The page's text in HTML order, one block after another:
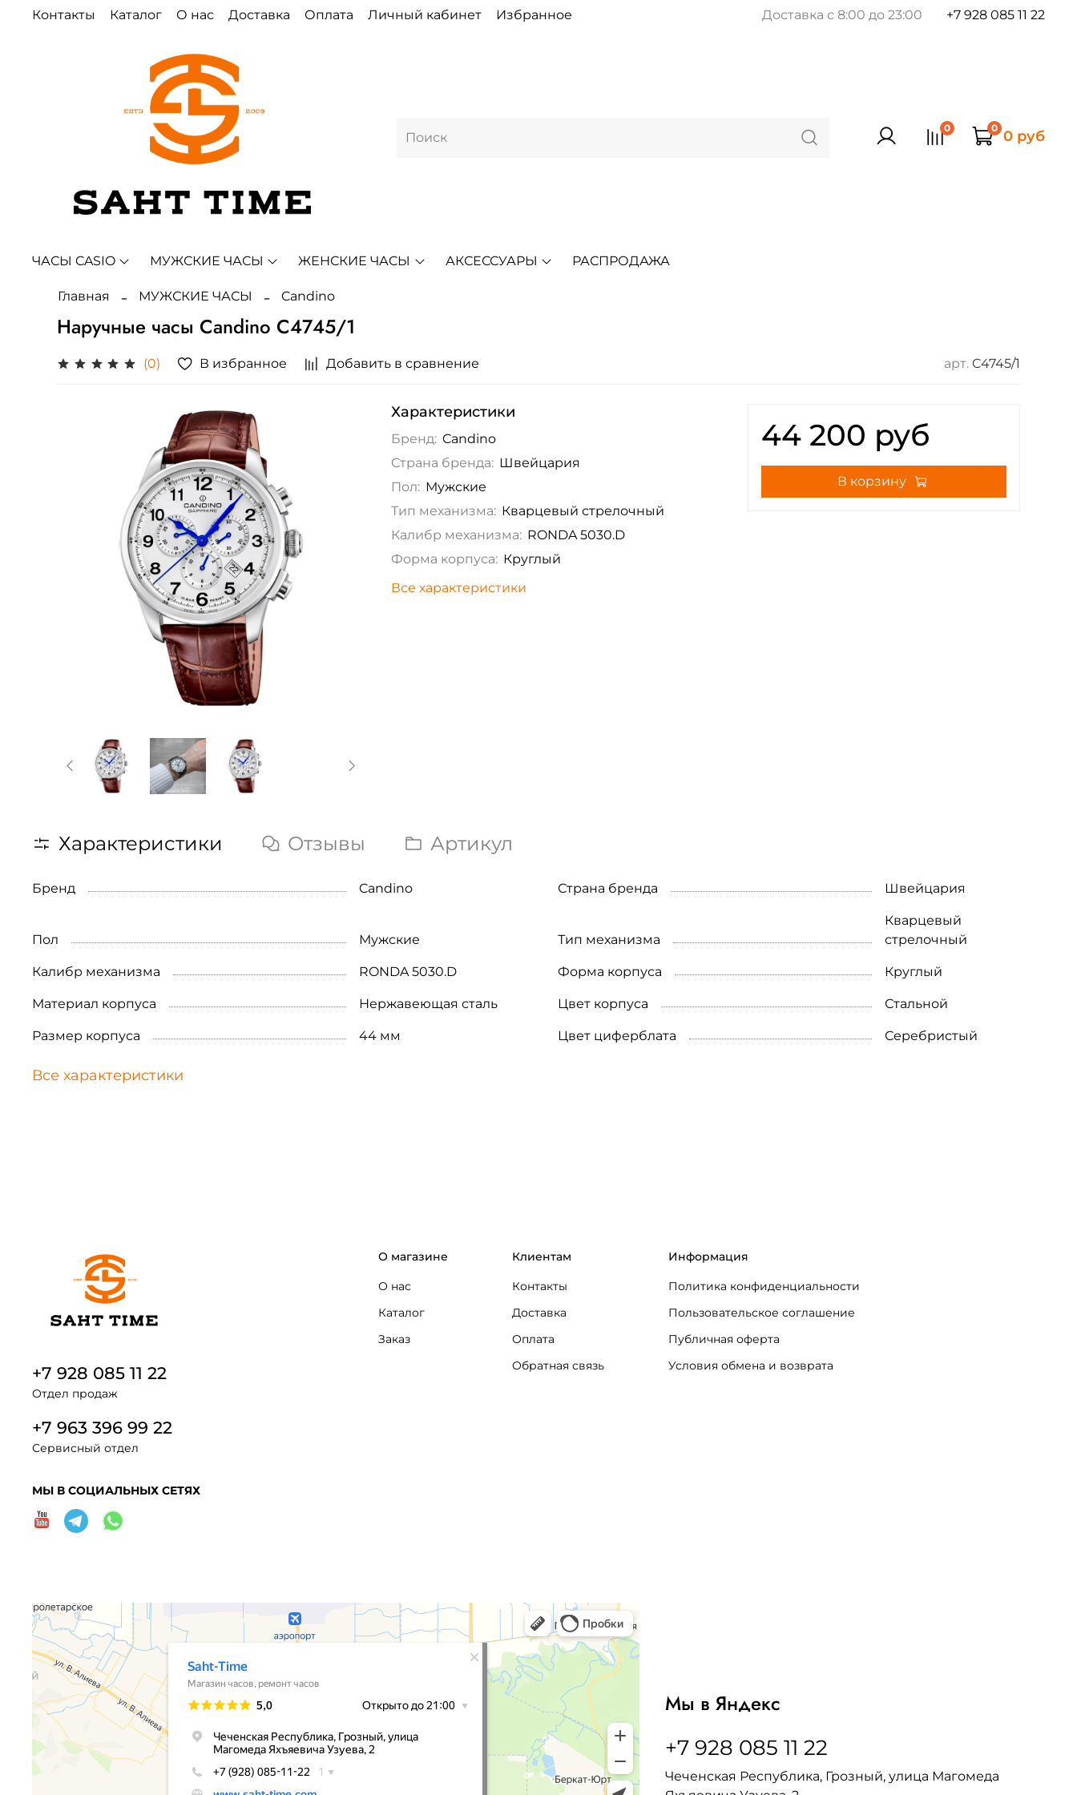
Контакты Каталог О нас Доставка Оплата Личный кабинет Избранное Доставка с 8:00 до 23:00 +7 928 085 11 22
0 0 0 руб
ЧАСЫ CASIO МУЖСКИЕ ЧАСЫ ЖЕНСКИЕ ЧАСЫ АКСЕССУАРЫ РАСПРОДАЖА
Главная МУЖСКИЕ ЧАСЫ Candino
Наручные часы Candino C4745/1
(0) В избранное Добавить в сравнение арт. C4745/1
Характеристики
Бренд: Candino
Страна бренда: Швейцария
Пол: Мужские
Тип механизма: Кварцевый стрелочный
Калибр механизма: RONDA 5030.D
Форма корпуса: Круглый
Все характеристики
44 200 руб
В корзину
Характеристики Отзывы Артикул
Бренд Candino Страна бренда Швейцария
Пол Мужские Тип механизма
Кварцевый
стрелочный
Калибр механизма RONDA 5030.D Форма корпуса Круглый
Материал корпуса Нержавеющая сталь Цвет корпуса Стальной
Размер корпуса 44 мм Цвет циферблата Серебристый
Все характеристики
О магазине
О нас
Каталог
Заказ
Клиентам
Контакты
Доставка
Оплата
Обратная связь
Информация
Политика конфиденциальности
Пользовательское соглашение
Публичная оферта
Условия обмена и возврата
+7 928 085 11 22
Отдел продаж
+7 963 396 99 22
Сервисный отдел
МЫ В СОЦИАЛЬНЫХ СЕТЯХ
Мы в Яндекс
+7 928 085 11 22
Чеченская Республика, Грозный, улица Магомеда